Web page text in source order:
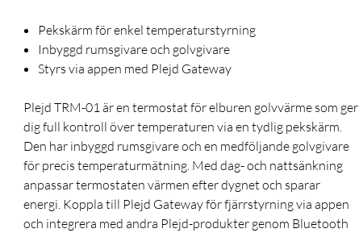
Pekskärm för enkel temperaturstyrning
Inbyggd rumsgivare och golvgivare
Styrs via appen med Plejd Gateway
Plejd TRM-01 är en termostat för elburen golvvärme som ger
dig full kontroll över temperaturen via en tydlig pekskärm.
Den har inbyggd rumsgivare och en medföljande golvgivare
för precis temperaturmätning. Med dag- och nattsänkning
anpassar termostaten värmen efter dygnet och sparar
energi. Koppla till Plejd Gateway för fjärrstyrning via appen
och integrera med andra Plejd-produkter genom Bluetooth